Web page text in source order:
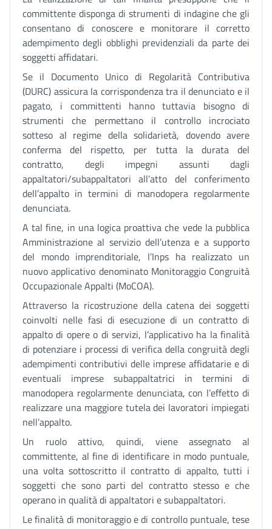
committente disponga di strumenti di indagine che gli
consentano di conoscere e monitorare il corretto
adempimento degli obblighi previdenziali da parte dei
soggetti affidatari.
Se il Documento Unico di Regolarità Contributiva
(DURC) assicura la corrispondenza tra il denunciato e il
pagato, i committenti hanno tuttavia bisogno di
strumenti che permettano il controllo incrociato
sotteso al regime della solidarietà, dovendo avere
conferma del rispetto, per tutta la durata del
contratto, degli impegni assunti dagli
appaltatori/subappaltatori all’atto del conferimento
dell’appalto in termini di manodopera regolarmente
denunciata.
A tal fine, in una logica proattiva che vede la pubblica
Amministrazione al servizio dell’utenza e a supporto
del mondo imprenditoriale, l’Inps ha realizzato un
nuovo applicativo denominato Monitoraggio Congruità
Occupazionale Appalti (MoCOA).
Attraverso la ricostruzione della catena dei soggetti
coinvolti nelle fasi di esecuzione di un contratto di
appalto di opere o di servizi, l’applicativo ha la finalità
di potenziare i processi di verifica della congruità degli
adempimenti contributivi delle imprese affidatarie e di
eventuali imprese subappaltatrici in termini di
manodopera regolarmente denunciata, con l’effetto di
realizzare una maggiore tutela dei lavoratori impiegati
nell’appalto.
Un ruolo attivo, quindi, viene assegnato al
committente, al fine di identificare in modo puntuale,
una volta sottoscritto il contratto di appalto, tutti i
soggetti che sono parti del contratto stesso e che
operano in qualità di appaltatori e subappaltatori.
Le finalità di monitoraggio e di controllo puntuale, tese